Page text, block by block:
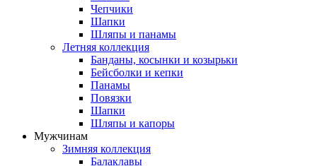
Чепчики
Шапки
Шляпы и панамы
Летняя коллекция
Банданы, косынки и козырьки
Бейсболки и кепки
Панамы
Повязки
Шапки
Шляпы и капоры
Мужчинам
Зимняя коллекция
Балаклавы